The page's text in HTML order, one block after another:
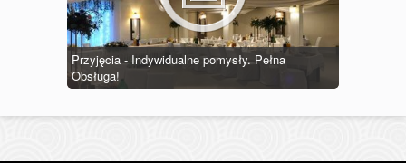
Przyjęcia - Indywidualne pomysły. Pełna
Obsługa!